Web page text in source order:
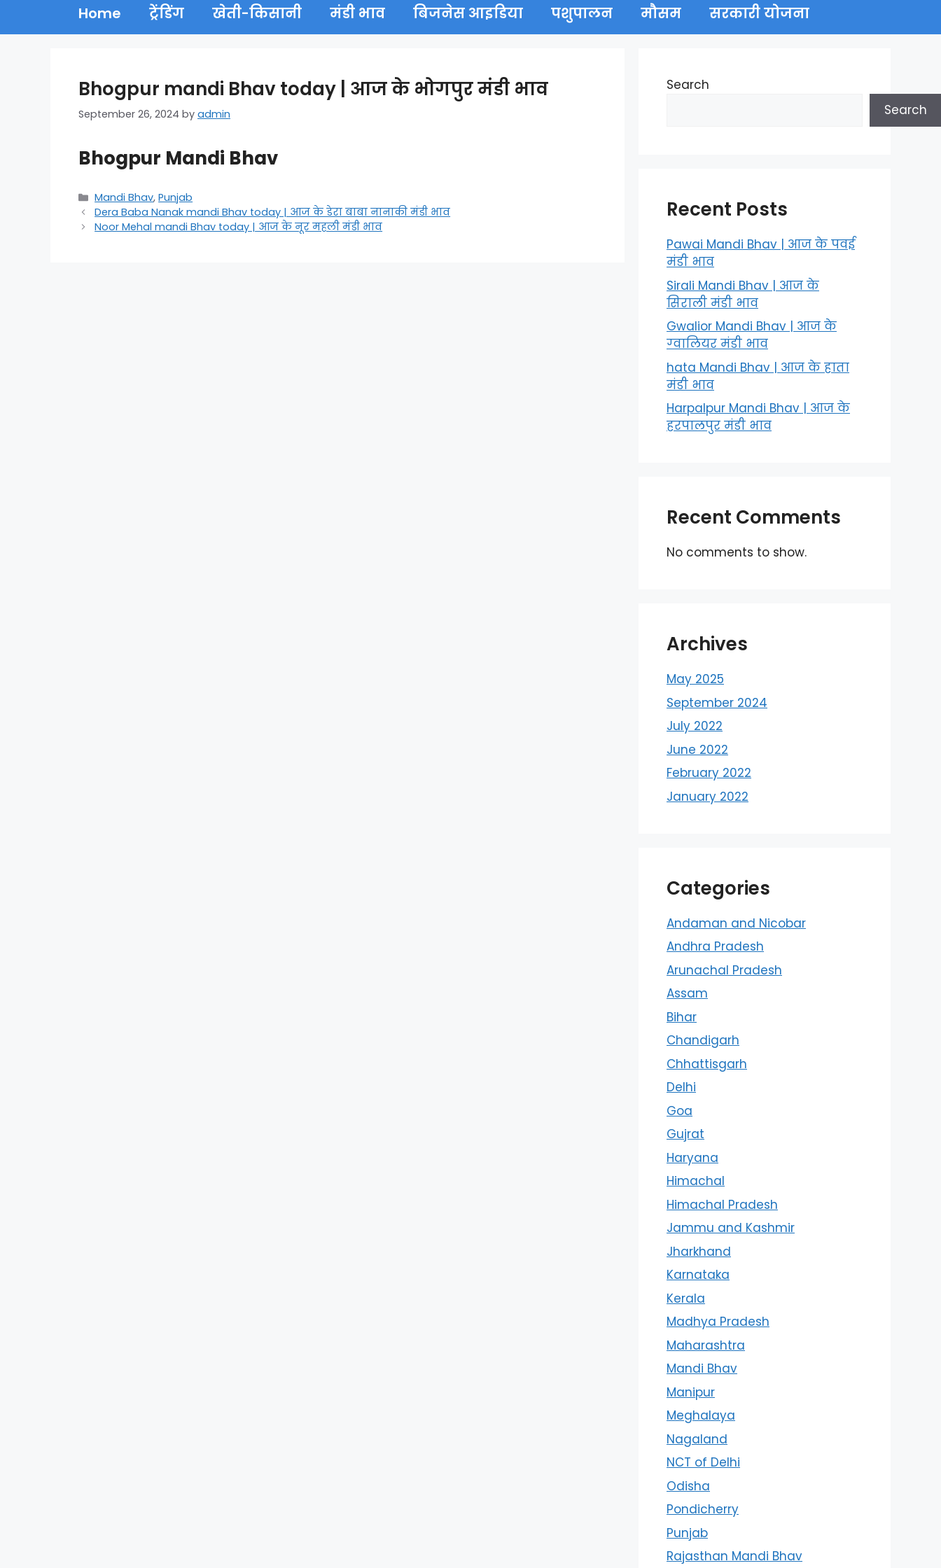
Home ट्रेंडिंग खेती-किसानी मंडी भाव बिजनेस आइडिया पशुपालन मौसम सरकारी योजना
Bhogpur mandi Bhav today | आज के भोगपुर मंडी भाव
September 26, 2024 by admin
Bhogpur Mandi Bhav
Categories
Mandi Bhav,Punjab
Dera Baba Nanak mandi Bhav today | आज के डेरा बाबा नानाकी मंडी भाव
Noor Mehal mandi Bhav today | आज के नूर महली मंडी भाव
Search
Search
Recent Posts
Pawai Mandi Bhav | आज के पवई
मंडी भाव
Sirali Mandi Bhav | आज के
सिराली मंडी भाव
Gwalior Mandi Bhav | आज के
ग्‍वालियर मंडी भाव
hata Mandi Bhav | आज के हाता
मंडी भाव
Harpalpur Mandi Bhav | आज के
हरपालपुर मंडी भाव
Recent Comments
No comments to show.
Archives
May 2025
September 2024
July 2022
June 2022
February 2022
January 2022
Categories
Andaman and Nicobar
Andhra Pradesh
Arunachal Pradesh
Assam
Bihar
Chandigarh
Chhattisgarh
Delhi
Goa
Gujrat
Haryana
Himachal
Himachal Pradesh
Jammu and Kashmir
Jharkhand
Karnataka
Kerala
Madhya Pradesh
Maharashtra
Mandi Bhav
Manipur
Meghalaya
Nagaland
NCT of Delhi
Odisha
Pondicherry
Punjab
Rajasthan Mandi Bhav